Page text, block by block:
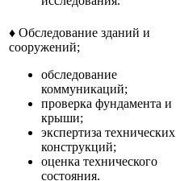
♦ Обследование зданий и
сооружений;
обследование
коммуникаций;
проверка фундамента и
крыши;
экспертиза технических
конструкций;
оценка технического
состояния.